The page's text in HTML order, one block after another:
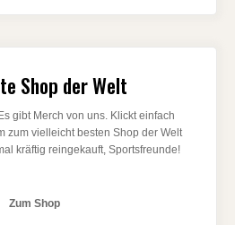
Shop der Welt
gibt Merch von uns. Klickt einfach
zum vielleicht besten Shop der Welt
kräftig reingekauft, Sportsfreunde!
Zum Shop